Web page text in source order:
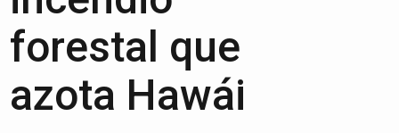
forestal que
azota Hawái